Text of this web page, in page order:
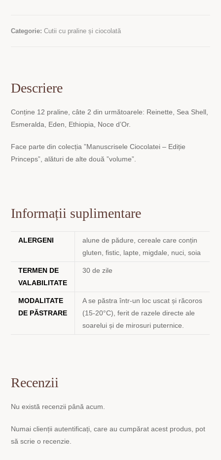
Categorie:Cutii cu praline și ciocolată
Descriere
Conține 12 praline, câte 2 din următoarele: Reinette, Sea Shell,
Esmeralda, Eden, Ethiopia, Noce d’Or.
Face parte din colecția ”Manuscrisele Ciocolatei – Ediție
Princeps”, alături de alte două ”volume”.
Informații suplimentare
ALERGENI
alune de pădure, cereale care conțin
gluten, fistic, lapte, migdale, nuci, soia
TERMEN DE
VALABILITATE
30 de zile
MODALITATE
DE PĂSTRARE
A se păstra într-un loc uscat și răcoros
(15-20°C), ferit de razele directe ale
soarelui și de mirosuri puternice.
Recenzii
Nu există recenzii până acum.
Numai clienții autentificați, care au cumpărat acest produs, pot
să scrie o recenzie.